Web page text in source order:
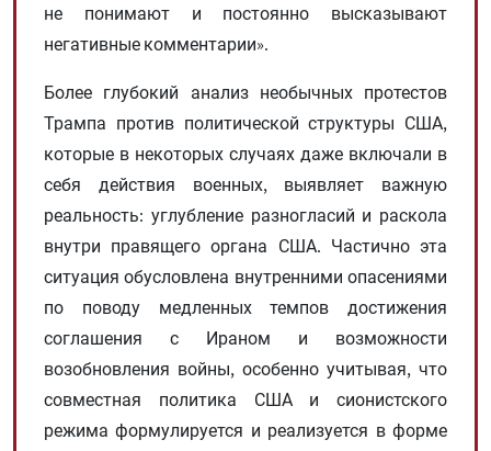
не понимают и постоянно высказывают
негативные комментарии».
Более глубокий анализ необычных протестов
Трампа против политической структуры США,
которые в некоторых случаях даже включали в
себя действия военных, выявляет важную
реальность: углубление разногласий и раскола
внутри правящего органа США. Частично эта
ситуация обусловлена ​​внутренними опасениями
по поводу медленных темпов достижения
соглашения с Ираном и возможности
возобновления войны, особенно учитывая, что
совместная политика США и сионистского
режима формулируется и реализуется в форме